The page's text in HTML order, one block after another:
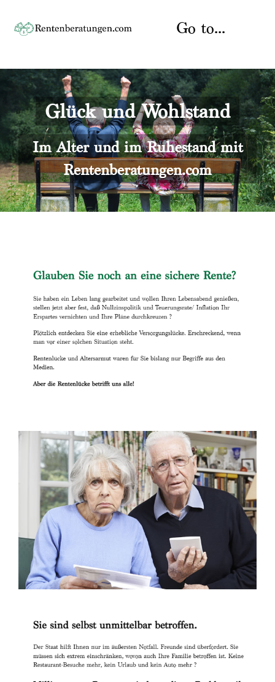
content
Go to...
Startseite
Rente
Rentenberater
Rentenversicherung
Versicherungsberatung
Über uns
Kontakt
Glück und Wohlstand
Im Alter und im Ruhestand mit
Rentenberatungen.com